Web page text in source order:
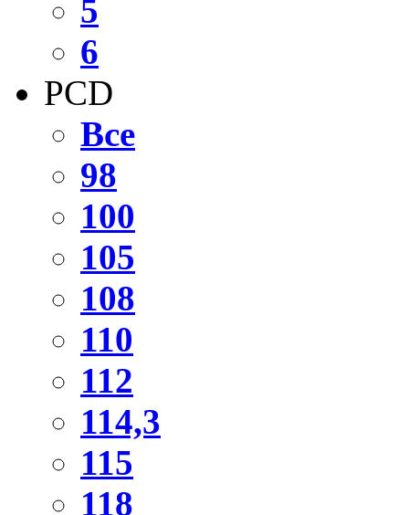
5
6
PCD
Все
98
100
105
108
110
112
114,3
115
118